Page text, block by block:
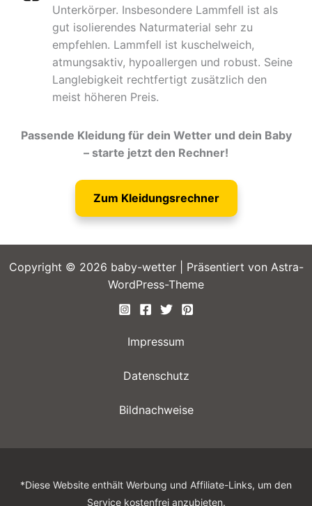
Unterkörper. Insbesondere Lammfell ist als
gut isolierendes Naturmaterial sehr zu
empfehlen. Lammfell ist kuschelweich,
atmungsaktiv, hypoallergen und robust. Seine
Langlebigkeit rechtfertigt zusätzlich den
meist höheren Preis.
Passende Kleidung für dein Wetter und dein Baby
– starte jetzt den Rechner!
Zum Kleidungsrechner
Copyright © 2026 baby-wetter | Präsentiert von Astra-
WordPress-Theme
Impressum
Datenschutz
Bildnachweise
*Diese Website enthält Werbung und Affiliate-Links, um den
Service kostenfrei anzubieten.